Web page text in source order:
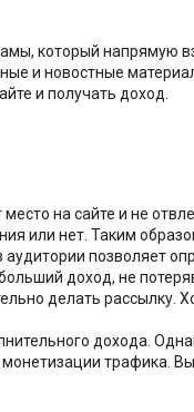
который напрямую
и новостные
и получать доход.
на сайте и не
или нет. Таким
позволяет
доход, не
делать рассылку.
дохода.
трафика.